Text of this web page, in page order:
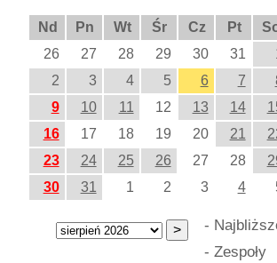
Nd Pn Wt Śr Cz Pt
26
27 28 29 30 31
2
3 4 5 6 7
9
10 11 12 13 14
16
17 18 19 20 21
23
24 25 26 27 28
30
31 1 2 3 4
-
- Zespoły